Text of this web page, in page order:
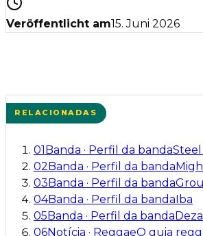
Veröffentlicht am15. Juni 2026
RELACIONADAS
01Banda · Perfil da banda
02Banda · Perfil da banda
03Banda · Perfil da banda
04Banda · Perfil da bandaIba
05Banda · Perfil da banda
06Notícia · ReggaeO guia